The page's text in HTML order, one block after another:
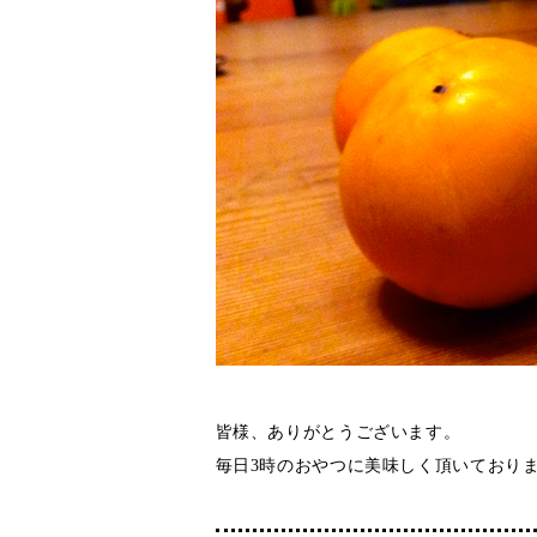
皆様、ありがとうございます。
毎日3時のおやつに美味しく頂いており